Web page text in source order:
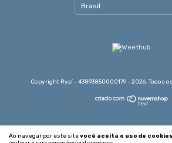
Ao navegar por este sitevocê aceita o uso de cookies
Copyright Ryzí - 43893850000179 - 2026. Todos